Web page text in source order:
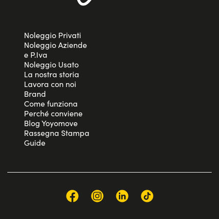
Noleggio Privati
Noleggio Aziende
e P.Iva
Noleggio Usato
La nostra storia
Lavora con noi
Brand
Come funziona
Perché conviene
Blog Yoyomove
Rassegna Stampa
Guide